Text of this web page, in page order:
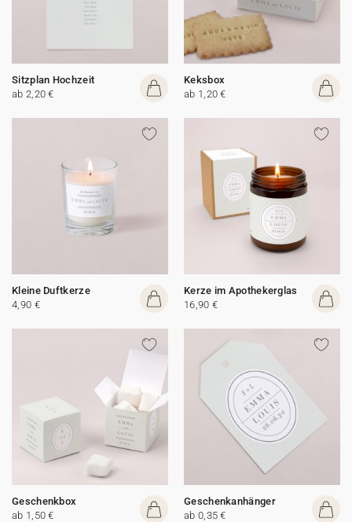
Sitzplan Hochzeit
ab 2,20 €
Keksbox
ab 1,20 €
Kleine Duftkerze
4,90 €
Kerze im Apothekerglas
16,90 €
Geschenkbox
ab 1,50 €
Geschenkanhänger
ab 0,35 €